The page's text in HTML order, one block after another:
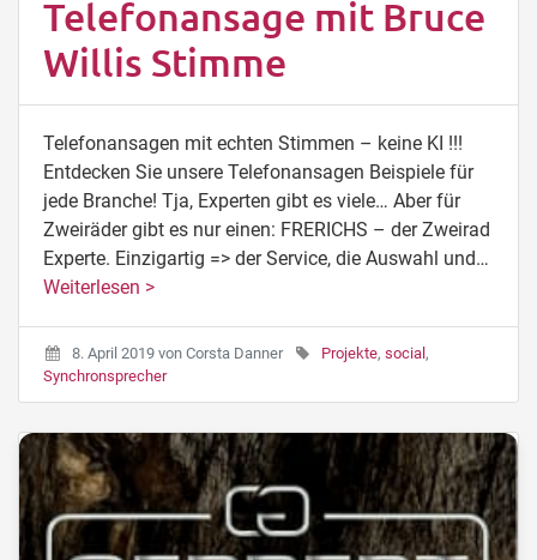
Telefonansage mit Bruce
Willis Stimme
Telefonansagen mit echten Stimmen – keine KI !!!
Entdecken Sie unsere Telefonansagen Beispiele für
jede Branche! Tja, Experten gibt es viele… Aber für
Zweiräder gibt es nur einen: FRERICHS – der Zweirad
Experte. Einzigartig => der Service, die Auswahl und…
Weiterlesen >
8. April 2019 von Corsta Danner Projekte, social ,
Synchronsprecher